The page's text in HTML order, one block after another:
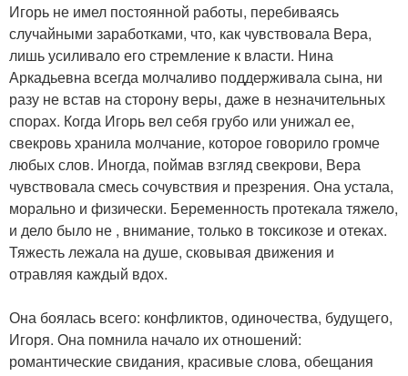
Игорь не имел постоянной работы, перебиваясь
случайными заработками, что, как чувствовала Вера,
лишь усиливало его стремление к власти. Нина
Аркадьевна всегда молчаливо поддерживала сына, ни
разу не встав на сторону веры, даже в незначительных
спорах. Когда Игорь вел себя грубо или унижал ее,
свекровь хранила молчание, которое говорило громче
любых слов. Иногда, поймав взгляд свекрови, Вера
чувствовала смесь сочувствия и презрения. Она устала,
морально и физически. Беременность протекала тяжело,
и дело было не , внимание, только в токсикозе и отеках.
Тяжесть лежала на душе, сковывая движения и
отравляя каждый вдох.
Она боялась всего: конфликтов, одиночества, будущего,
Игоря. Она помнила начало их отношений:
романтические свидания, красивые слова, обещания